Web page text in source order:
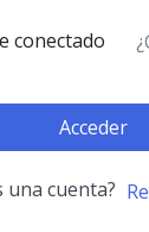
conectado
Acceder
una cuenta?